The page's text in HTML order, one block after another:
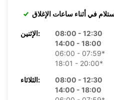
في أثناء ساعات الإغلاق
الإثنين:
08:00 - 12:30
14:00 - 18:00
06:00 - 07:59*
18:01 - 20:00*
الثلاثاء:
08:00 - 12:30
14:00 - 18:00